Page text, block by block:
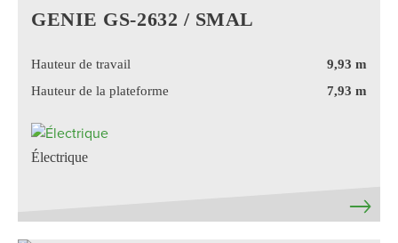
GENIE GS-2632 / SMAL
Hauteur de travail
9,93 m
Hauteur de la plateforme
7,93 m
Électrique